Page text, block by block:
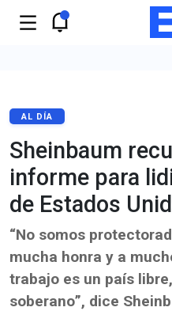
AL DÍA
Sheinbaum
informe para
de Estados
“No somos
mucha honra y a
trabajo es un país
soberano”, dice